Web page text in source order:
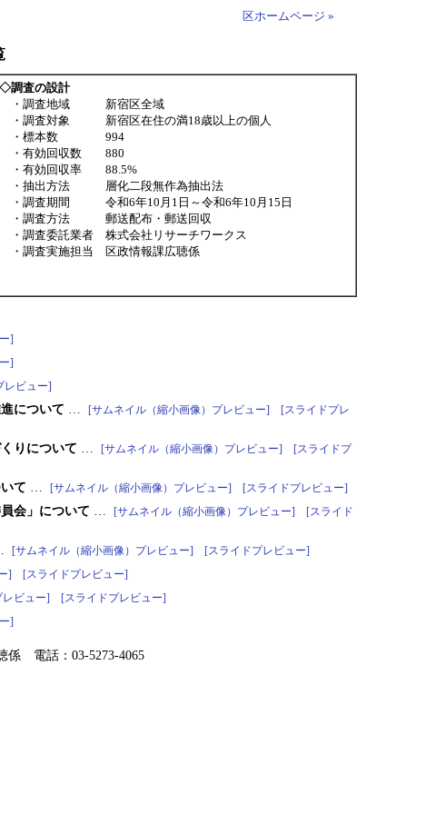
区ホームページ »
◇調査の設計
・調査地域 新宿区全域
・調査対象 新宿区在住の満18歳以上の個人
・標本数 994
・有効回収数 880
・有効回収率 88.5%
・抽出方法 層化二段無作為抽出法
・調査期間 令和6年10月1日～令和6年10月15日
・調査方法 郵送配布・郵送回収
・調査委託業者 株式会社リサーチワークス
・調査実施担当 区政情報課広聴係
]
]
レビュー]
について [サムネイル（縮小画像）プレビュー] [スライドプレ
りについて
[サムネイル（縮小画像）プレビュー] [スライドプ
て
[サムネイル（縮小画像）プレビュー] [スライドプレビュー]
会」について [サムネイル（縮小画像）プレビュー] [スライド
[サムネイル（縮小画像）プレビュー] [スライドプレビュー]
] [スライドプレビュー]
レビュー] [スライドプレビュー]
]
係 電話：03-5273-4065